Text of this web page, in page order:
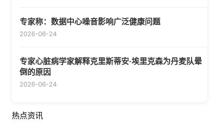
专家称：数据中心噪音影响广泛健康问题
2026-06-24
专家心脏病学家解释克里斯蒂安·埃里克森为丹麦队晕
倒的原因
2026-06-24
热点资讯